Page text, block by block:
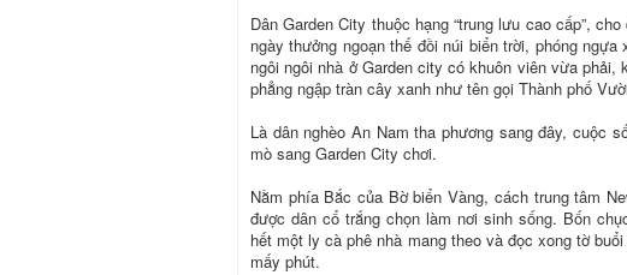
Dân Garden City thuộc hạng “trung lưu cao cấp”,
ngày thưởng ngoạn thế đồi núi biển trời, phóng
ngôi ngôi nhà ở Garden city có khuôn viên vừa
phẳng ngập tràn cây xanh như tên gọi Thành phố
Là dân nghèo An Nam tha phương sang đây, cuộc
mò sang Garden City chơi.
Nằm phía Bắc của Bờ biển Vàng, cách trung tâm
được dân cổ trắng chọn làm nơi sinh sống. Bốn
hết một ly cà phê nhà mang theo và đọc xong tờ
mấy phút.